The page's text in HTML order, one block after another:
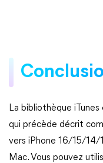
La bibliothèque
qui précède décrit
vers iPhone 16/15/
Mac. Vous pouvez